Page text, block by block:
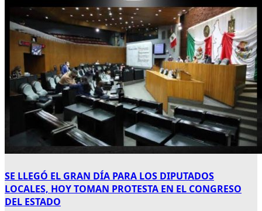
SE LLEGÓ EL GRAN DÍA PARA LOS DIPUTADOS
LOCALES, HOY TOMAN PROTESTA EN EL CONGRESO
DEL ESTADO